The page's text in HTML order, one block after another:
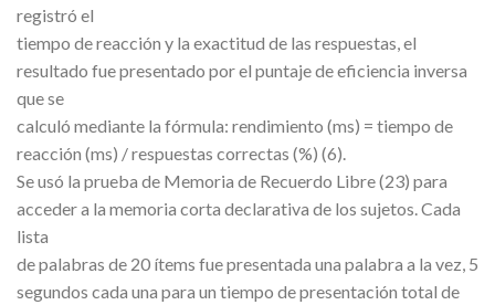
registró el
tiempo de reacción y la exactitud de las respuestas, el
resultado fue presentado por el puntaje de eficiencia inversa
que se
calculó mediante la fórmula: rendimiento (ms) = tiempo de
reacción (ms) / respuestas correctas (%) (6).
Se usó la prueba de Memoria de Recuerdo Libre (23) para
acceder a la memoria corta declarativa de los sujetos. Cada
lista
de palabras de 20 ítems fue presentada una palabra a la vez, 5
segundos cada una para un tiempo de presentación total de